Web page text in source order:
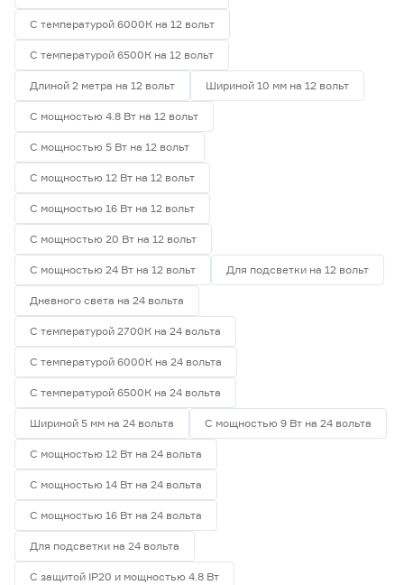
С температурой 6000К на 12 вольт
С температурой 6500К на 12 вольт
Длиной 2 метра на 12 вольт Шириной 10 мм на 12 вольт
С мощностью 4.8 Вт на 12 вольт
С мощностью 5 Вт на 12 вольт
С мощностью 12 Вт на 12 вольт
С мощностью 16 Вт на 12 вольт
С мощностью 20 Вт на 12 вольт
С мощностью 24 Вт на 12 вольт Для подсветки на 12 вольт
Дневного света на 24 вольта
С температурой 2700К на 24 вольта
С температурой 6000К на 24 вольта
С температурой 6500К на 24 вольта
Шириной 5 мм на 24 вольта С мощностью 9 Вт на 24 вольта
С мощностью 12 Вт на 24 вольта
С мощностью 14 Вт на 24 вольта
С мощностью 16 Вт на 24 вольта
Для подсветки на 24 вольта
С защитой IP20 и мощностью 4.8 Вт